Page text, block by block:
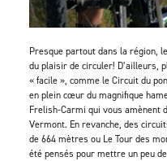
Presque partout dans la région,
du plaisir de circuler! D’ailleurs,
« facile », comme le Circuit du
en plein cœur du magnifique
Frelish-Carmi qui vous amènent
Vermont. En revanche, des
de 664 mètres ou Le Tour des
été pensés pour mettre un peu